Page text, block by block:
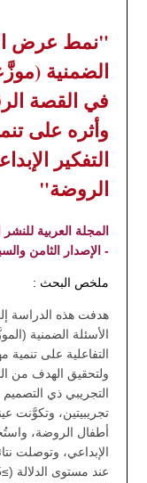
"نمط عرض
الضمنية
في القصة
وأثره على
التفكير
الروضة"
المجلة العربية
- الإصدار الثامن والسبعون -
ملخص البحث :
هدفت هذه الدراسة
الأسئلة الضمنية
التفاعلية على تنمية
ولتحقيق الهدف من
التجريبي ذي
أطفال الروضة،
الإبداعي، وتوصلت